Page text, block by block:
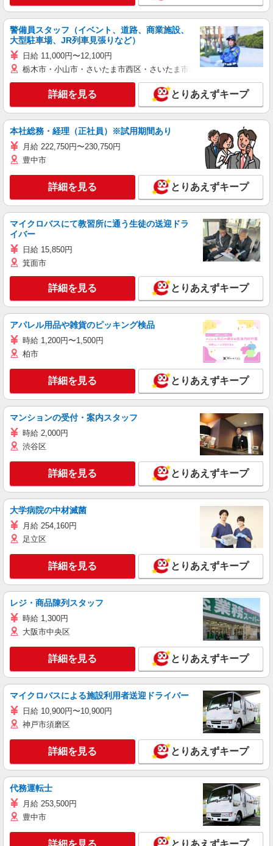
警備員スタッフ（イベント、道路、商業施設、
大型駐車場、JR列車見張りなど）
日給 11,000円〜12,100円
栃木市・小山市・さいたま市西区・さいたま市岩槻区・久喜市・蓮田
詳細を見る とりあえずキープ
本社総務・経理（正社員）※試用期間あり
月給 222,750円〜230,750円
豊中市
詳細を見る とりあえずキープ
マイクロバスにて教習所に通う生徒の送迎ドラ
イバー
日給 15,850円
箕面市
詳細を見る とりあえずキープ
アパレル用品や雑貨のピッキング検品
時給 1,200円〜1,500円
柏市
詳細を見る とりあえずキープ
マンションの受付・案内スタッフ
時給 2,000円
渋谷区
詳細を見る とりあえずキープ
大学病院の中材滅菌
月給 254,160円
足立区
詳細を見る とりあえずキープ
レジ・商品陳列スタッフ
時給 1,300円
大阪市中央区
詳細を見る とりあえずキープ
マイクロバスによる施設利用者送迎ドライバー
日給 10,900円〜10,900円
神戸市須磨区
詳細を見る とりあえずキープ
代務運転士
月給 253,500円
豊中市